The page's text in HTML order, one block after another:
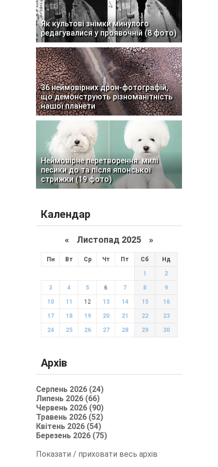
Як культові знімки минулого
редагувалися у проявочній (8 фото)
36 неймовірних дрон-фотографій,
що демонструють різноманітність
нашої планети
Неймовірне перетворення: милі
песики до та після японської
стрижки (19 фото)
Календар
« Листопад 2025 »
Пн Вт Ср Чт Пт Сб Нд
1 2
3 4 5 6 7 8 9
10 11 12 13 14 15 16
17 18 19 20 21 22 23
24 25 26 27 28 29 30
Архів
Серпень 2026 (24)
Липень 2026 (66)
Червень 2026 (90)
Травень 2026 (52)
Квітень 2026 (54)
Березень 2026 (75)
Показати / приховати весь архів